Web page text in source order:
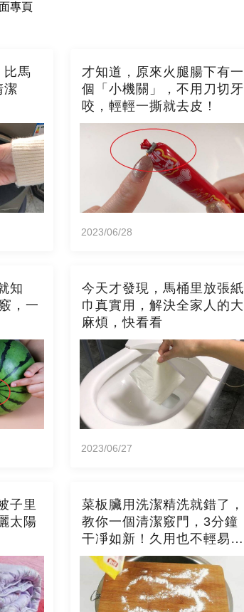
專頁
比馬
潔
才知道，原來火腿腸下有一
個「小機關」，不用刀切牙
咬，輕輕一撕就去皮！
2023/06/28
知
，一
今天才發現，馬桶里放張紙
巾真實用，解決全家人的大
麻煩，快看看
2023/06/27
子里
太陽
菜板臟用洗潔精洗就錯了，
教你一個清潔竅門，3分鐘
干凈如新！久用也不輕易發
霉